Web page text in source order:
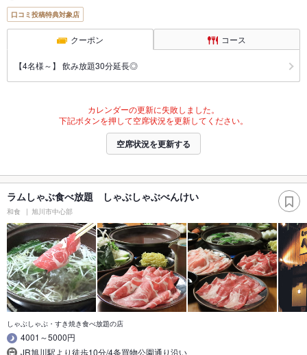
口コミ投稿特典対象店
クーポン コース
【4名様～】 飲み放題30分延長◎
カレンダーの更新に失敗しました。
下記ボタンを押して空席状況を更新してください。
空席状況を更新する
ラムしゃぶ食べ放題 しゃぶしゃぶべんけい
和食 旭川市中心部
しゃぶしゃぶ・すき焼き食べ放題の店
4001～5000円
JR旭川駅より徒歩10分/4条買物公園通り沿い